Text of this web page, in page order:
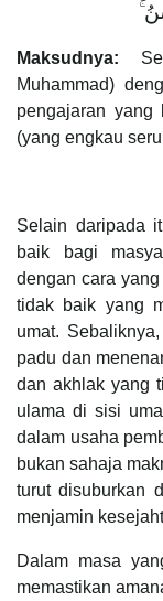
Maksudnya:
Muhammad)
pengajaran yang
(yang engkau
Selain daripada
baik bagi
dengan cara
tidak baik yang
umat.
padu dan
dan akhlak yang
ulama di sisi
dalam usaha
bukan sahaja
turut disuburkan
menjamin
Dalam masa
memastikan